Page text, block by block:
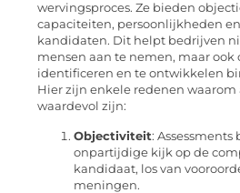
wervingsproces. Ze bieden
capaciteiten, persoonlijkheden
kandidaten. Dit helpt bedrijven
mensen aan te nemen, maar ook
identificeren en te ontwikkelen
Hier zijn enkele redenen waarom
waardevol zijn:
Objectiviteit: Assessments
onpartijdige kijk op de
kandidaat, los van
meningen.